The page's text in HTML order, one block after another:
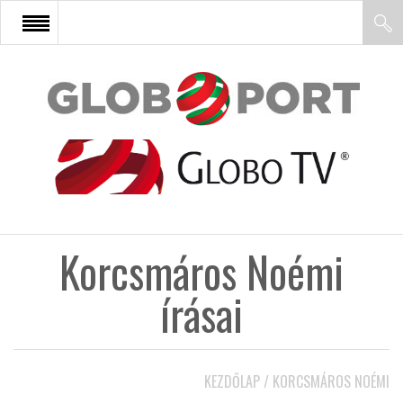
FŐOLDAL
AFRIKA
Korcsmáros Noémi
írásai
KEZDŐLAP / KORCSMÁROS NOÉMI